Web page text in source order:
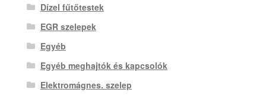
Dízel fűtőtestek
EGR szelepek
Egyéb
Egyéb meghajtók és kapcsolók
Elektromágnes. szelep